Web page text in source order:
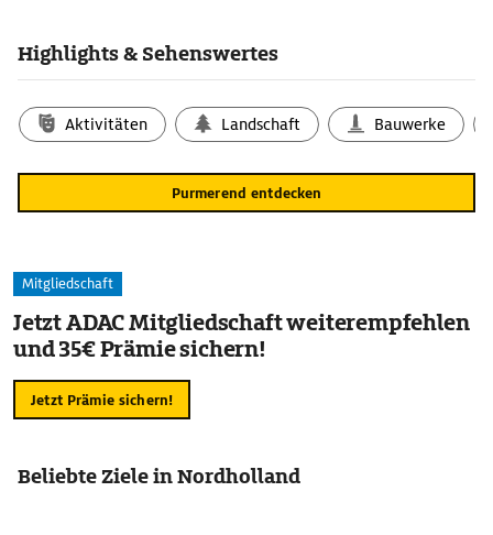
Highlights & Sehenswertes
Aktivitäten Landschaft Bauwerke
Purmerend entdecken
Mitgliedschaft
Jetzt ADAC Mitgliedschaft weiterempfehlen
und 35€ Prämie sichern!
Jetzt Prämie sichern!
Beliebte Ziele in Nordholland